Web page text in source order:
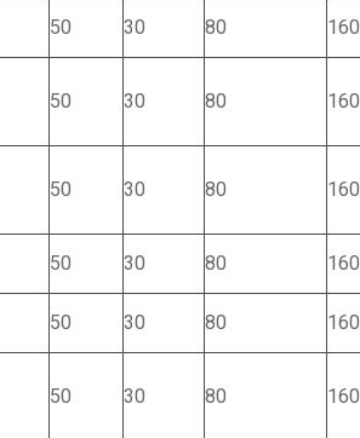
50 30 80
160
50 30 80 160
50 30 80 160
50 30 80
160
50 30 80
160
50 30 80 160